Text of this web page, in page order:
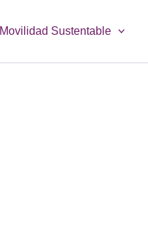
Movilidad Sustentable